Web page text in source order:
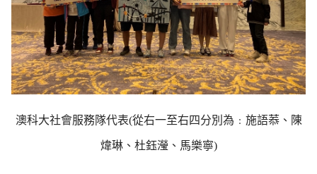
澳科大社會服務隊代表(從右一至右四分別為﹕施語菾、陳
煒琳、杜鈺瀅、馬樂寧)